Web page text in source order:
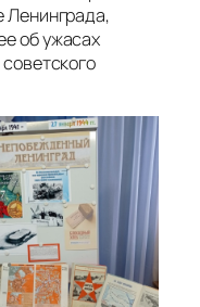
Ленинграда,
об ужасах